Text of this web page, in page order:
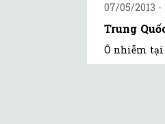
07/05/2013 -
Trung
Ô nhiễm tại